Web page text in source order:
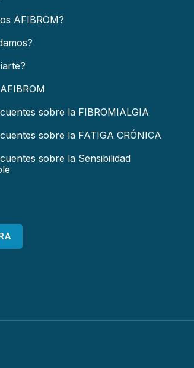
AFIBROM?
sobre la FIBROMIALGIA
sobre la FATIGA CRÓNICA
sobre la Sensibilidad